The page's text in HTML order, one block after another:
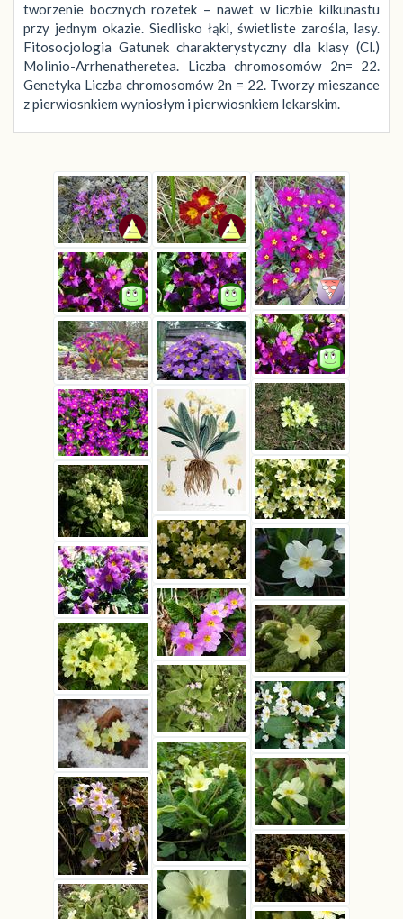
tworzenie bocznych rozetek – nawet w liczbie kilkunastu
przy jednym okazie. Siedlisko łąki, świetliste zarośla, lasy.
Fitosocjologia Gatunek charakterystyczny dla klasy (Cl.)
Molinio-Arrhenatheretea. Liczba chromosomów 2n= 22.
Genetyka Liczba chromosomów 2n = 22. Tworzy mieszance
z pierwiosnkiem wyniosłym i pierwiosnkiem lekarskim.